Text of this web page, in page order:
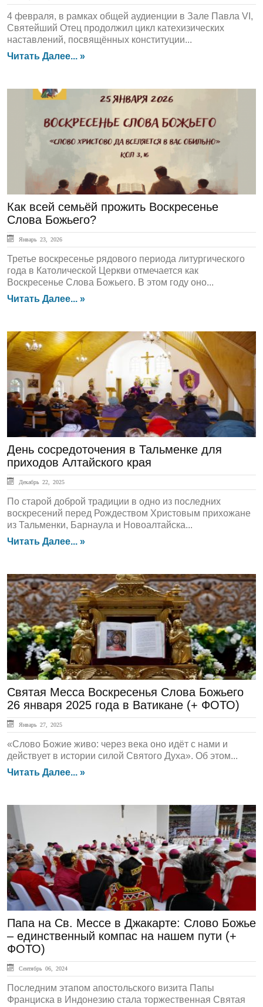
4 февраля, в рамках общей аудиенции в Зале Павла VI,
Святейший Отец продолжил цикл катехизических
наставлений, посвящённых конституции...
Читать Далее... »
ЛЕНТА НОВОСТЕЙ
Как всей семьёй прожить Воскресенье
Слова Божьего?
Январь 23, 2026
Третье воскресенье рядового периода литургического
года в Католической Церкви отмечается как
Воскресенье Слова Божьего. В этом году оно...
Читать Далее... »
ГЛАВНАЯ
День сосредоточения в Тальменке для
приходов Алтайского края
Декабрь 22, 2025
По старой доброй традиции в одно из последних
воскресений перед Рождеством Христовым прихожане
из Тальменки, Барнаула и Новоалтайска...
Читать Далее... »
ЛЕНТА НОВОСТЕЙ
Святая Месса Воскресенья Слова Божьего
26 января 2025 года в Ватикане (+ ФОТО)
Январь 27, 2025
«Слово Божие живо: через века оно идёт с нами и
действует в истории силой Святого Духа». Об этом...
Читать Далее... »
ГЛАВНАЯ
Папа на Св. Мессе в Джакарте: Слово Божье
– единственный компас на нашем пути (+
ФОТО)
Сентябрь 06, 2024
Последним этапом апостольского визита Папы
Франциска в Индонезию стала торжественная Святая